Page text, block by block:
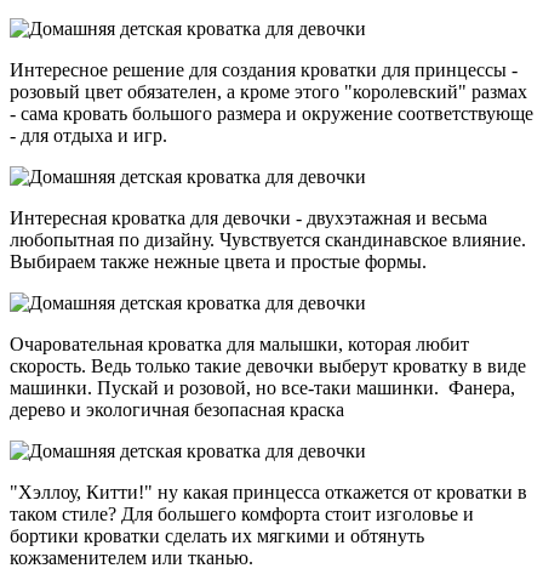
Интересное решение для создания кроватки для принцессы -
розовый цвет обязателен, а кроме этого "королевский" размах
- сама кровать большого размера и окружение соответствующе
- для отдыха и игр.
Интересная кроватка для девочки - двухэтажная и весьма
любопытная по дизайну. Чувствуется скандинавское влияние.
Выбираем также нежные цвета и простые формы.
Очаровательная кроватка для малышки, которая любит
скорость. Ведь только такие девочки выберут кроватку в виде
машинки. Пускай и розовой, но все-таки машинки. Фанера,
дерево и экологичная безопасная краска
"Хэллоу, Китти!" ну какая принцесса откажется от кроватки в
таком стиле? Для большего комфорта стоит изголовье и
бортики кроватки сделать их мягкими и обтянуть
кожзаменителем или тканью.